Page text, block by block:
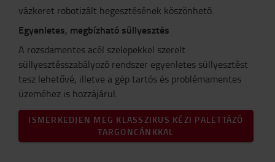
vázkeret robotizált hegesztésének köszönhető.
Egyenletes, megbízható süllyesztés
A rozsdamentes acél szelepekkel szerelt
süllyesztésszabályozó rendszer egyenletes süllyesztést
tesz lehetővé, illetve a gép tartós és problémamentes
üzeméhez is hozzájárul.
ISMERKEDJEN MEG KLASSZIKUS KÉZI PALETTÁZÓ
TARGONCÁNKKAL